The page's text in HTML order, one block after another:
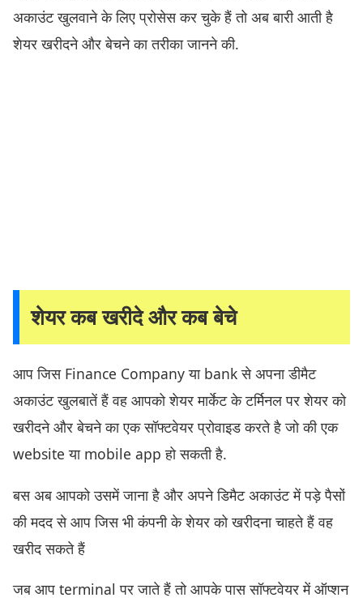
अकाउंट खुलवाने के लिए प्रोसेस कर चुके हैं तो अब बारी आती है
शेयर खरीदने और बेचने का तरीका जानने की.
शेयर कब खरीदे और कब बेचे
आप जिस Finance Company या bank से अपना डीमैट
अकाउंट खुलबातें हैं वह आपको शेयर मार्केट के टर्मिनल पर शेयर को
खरीदने और बेचने का एक सॉफ्टवेयर प्रोवाइड करते है जो की एक
website या mobile app हो सकती है.
बस अब आपको उसमें जाना है और अपने डिमैट अकाउंट में पड़े पैसों
की मदद से आप जिस भी कंपनी के शेयर को खरीदना चाहते हैं वह
खरीद सकते हैं
जब आप terminal पर जाते हैं तो आपके पास सॉफ्टवेयर में ऑप्शन